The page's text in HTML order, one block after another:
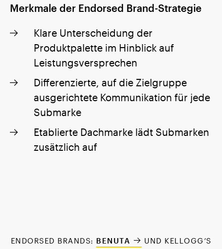
Merkmale der Endorsed Brand-Strategie
Klare Unterscheidung der
Produktpalette im Hinblick auf
Leistungsversprechen
Differenzierte, auf die Zielgruppe
ausgerichtete Kommunikation für jede
Submarke
Etablierte Dachmarke lädt Submarken
zusätzlich auf
ENDORSED BRANDS: BENUTA UND KELLOGG’S